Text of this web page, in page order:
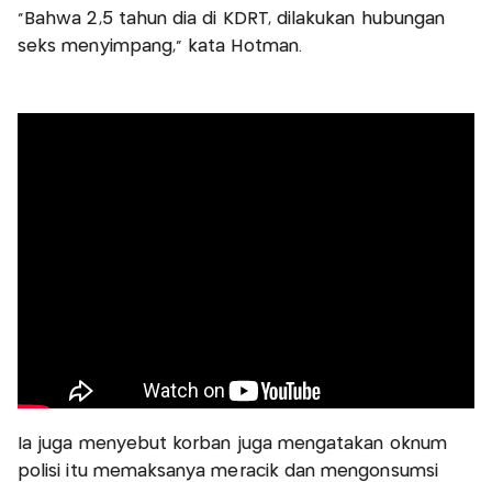
"Bahwa 2,5 tahun dia di KDRT, dilakukan hubungan
seks menyimpang," kata Hotman.
Ia juga menyebut korban juga mengatakan oknum
polisi itu memaksanya meracik dan mengonsumsi